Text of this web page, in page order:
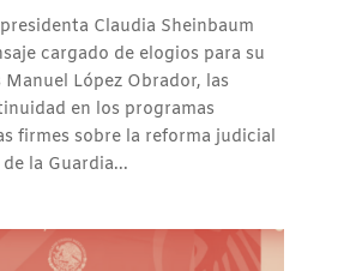
Claudia Sheinbaum
cargado de elogios para su
López Obrador, las
en los programas
firmes sobre la reforma judicial
la Guardia...